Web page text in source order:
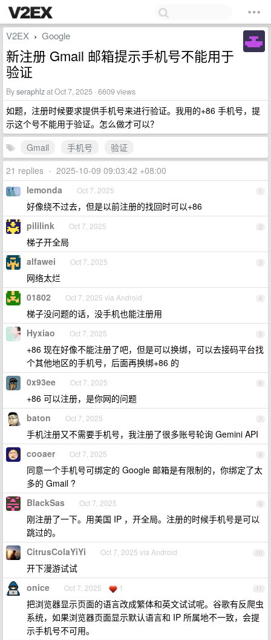
V2EX › Google
新注册 Gmail 邮箱提示手机号不能用于
验证
Byseraphlzat Oct 7, 2025 · 6609 views
如题，注册时候要求提供手机号来进行验证。我用的+86 手机号，提
示这个号不能用于验证。怎么做才可以？
Gmail
手机号
验证
21 replies • 2025-10-09 09:03:42 +08:00
1
lemonda Oct 7, 2025
好像绕不过去，但是以前注册的找回时可以+86
2
pililink Oct 7, 2025
梯子开全局
3
alfawei Oct 7, 2025
网络太烂
4
01802 Oct 7, 2025 via Android
梯子没问题的话，没手机也能注册用
5
Hyxiao Oct 7, 2025
+86 现在好像不能注册了吧，但是可以换绑，可以去接码平台找
个其他地区的手机号，后面再换绑+86 的
6
0x93ee Oct 7, 2025
+86 可以注册，是你网的问题
7
baton Oct 7, 2025
手机注册又不需要手机号，我注册了很多账号轮询 Gemini API
8
cooaer Oct 7, 2025
同意一个手机号可绑定的 Google 邮箱是有限制的，你绑定了太
多的 Gmail ?
9
BlackSas Oct 7, 2025
刚注册了一下。用美国 IP ，开全局。注册的时候手机号是可以
跳过的。
10
CitrusColaYiYi Oct 7, 2025 via Android
开下漫游试试
11
onice Oct 7, 2025 1
把浏览器显示页面的语言改成繁体和英文试试呢。谷歌有反爬虫
系统，如果浏览器页面显示默认语言和 IP 所属地不一致，会提
示手机号不可用。